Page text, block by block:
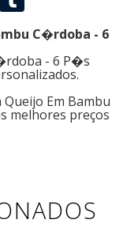
C�rdoba - 6
- 6 P�s
Em Bambu
melhores preços